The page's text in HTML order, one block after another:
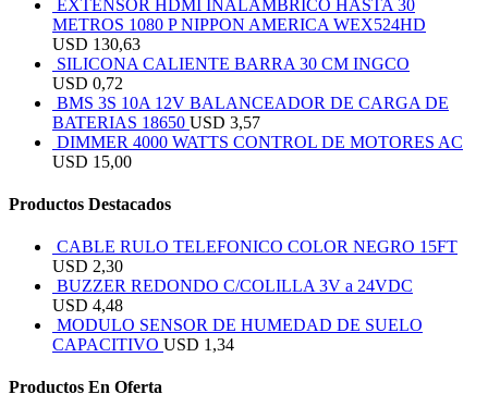
EXTENSOR HDMI INALAMBRICO HASTA 30
METROS 1080 P NIPPON AMERICA WEX524HD
USD 130,63
SILICONA CALIENTE BARRA 30 CM INGCO
USD 0,72
BMS 3S 10A 12V BALANCEADOR DE CARGA DE
BATERIAS 18650 USD 3,57
DIMMER 4000 WATTS CONTROL DE MOTORES AC
USD 15,00
Productos Destacados
CABLE RULO TELEFONICO COLOR NEGRO 15FT
USD 2,30
BUZZER REDONDO C/COLILLA 3V a 24VDC
USD 4,48
MODULO SENSOR DE HUMEDAD DE SUELO
CAPACITIVO USD 1,34
Productos En Oferta